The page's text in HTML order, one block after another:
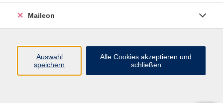
Maileon
Auswahl
speichern
Alle Cookies akzeptieren und
schließen